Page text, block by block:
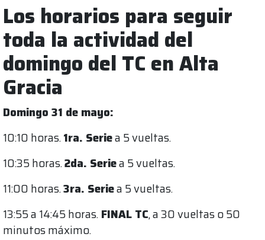
Los horarios para seguir
toda la actividad del
domingo del TC en Alta
Gracia
Domingo 31 de mayo:
10:10 horas.1ra. Seriea 5 vueltas.
10:35 horas.2da. Seriea 5 vueltas.
11:00 horas.3ra. Seriea 5 vueltas.
13:55 a 14:45 horas. FINAL TC, a 30 vueltas o 50
minutos máximo.